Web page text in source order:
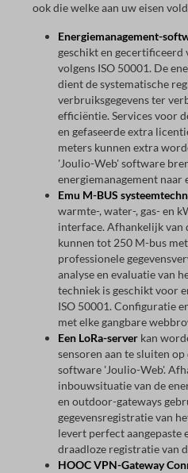
ook die welke aan uw eisen
Energiemanagement-
geschikt en
volgens ISO 50001. De
dient de systematische
verbruiksgegevens ter
efficiëntie. Services voor
en gefaseerde extra
meters kunnen extra
'Joulio-Web' software
energiemanagement naar
Emu M-BUS
warmte-, water-, gas- en
interface. Afhankelijk van
kunnen tot 250 M-bus
professionele
analyse en evaluatie van
techniek is geschikt voor
ISO 50001. Configuratie
met elke gangbare
Een LoRa-server kan
sensoren aan te sluiten
software 'Joulio-Web'.
inbouwsituatie van de
en outdoor-gateways
gegevensregistratie van
levert perfect aangepaste
draadloze registratie van
HOOC VPN-Gateway